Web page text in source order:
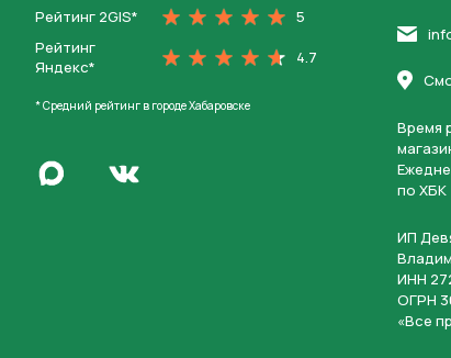
Рейтинг 2GIS*
5
Рейтинг
Яндекс*
4.7
* Средний рейтинг в городе Хабаровске
Написать в MaxПерейти во Вконтакте
Время
по ХБК
ИП
ИНН
ОГРН
«Все